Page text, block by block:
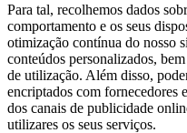
Para tal, recolhemos dados
comportamento e os seus
otimização contínua do nosso
conteúdos personalizados,
de utilização. Além disso,
encriptados com fornecedores
dos canais de publicidade
utilizares os seus serviços.